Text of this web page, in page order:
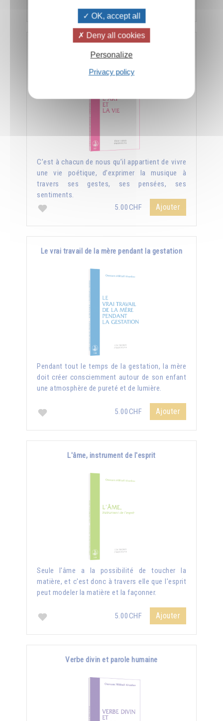
C’est à chacun de nous qu’il appartient de vivre
une vie poétique, d’exprimer la musique à
travers ses gestes, ses pensées, ses
sentiments.
5.00CHF
Ajouter
Le vrai travail de la mère pendant la gestation
Pendant tout le temps de la gestation, la mère
doit créer consciemment autour de son enfant
une atmosphère de pureté et de lumière.
5.00CHF Ajouter
L'âme, instrument de l'esprit
Seule l'âme a la possibilité de toucher la
matière, et c'est donc à travers elle que l'esprit
peut modeler la matière et la façonner.
5.00CHF Ajouter
Verbe divin et parole humaine
OK, accept all
Deny all cookies
Personalize
Privacy policy